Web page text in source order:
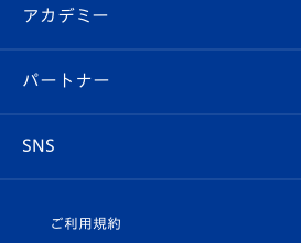
イベント
メディア
ホームタウン
スタッフプロフィール
マスコット紹介
ヴィヴィくんの長崎おもてなしガイド
スタジアムグルメ
V-LOVERS（ファンクラブ）
プレイヤーズスイート
オンラインショップ
店舗情報
アカデミー
育成からのお知らせ
U-18
パートナー
SNS
ご利用規約